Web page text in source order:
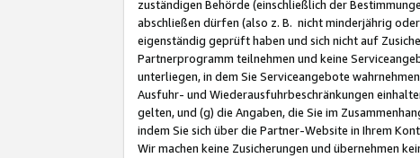
zuständigen Behörde (einschließlich der
abschließen dürfen (also z. B. nicht minderjährig
eigenständig geprüft haben und sich nicht auf
Partnerprogramm teilnehmen und keine
unterliegen, in dem Sie Serviceangebote
Ausfuhr- und Wiederausfuhrbeschränkungen
gelten, und (g) die Angaben, die Sie im
indem Sie sich über die Partner-Website in Ihrem
Wir machen keine Zusicherungen und übernehmen